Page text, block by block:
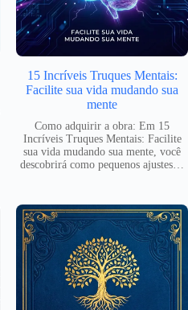
15 Incríveis Truques Mentais:
Facilite sua vida mudando sua
mente
Como adquirir a obra: Em 15
Incríveis Truques Mentais: Facilite
sua vida mudando sua mente, você
descobrirá como pequenos ajustes…